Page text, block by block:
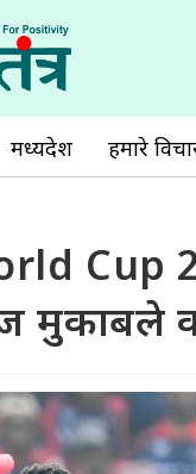
मध्यप्रदेश हमारे
Cup
मुकाबले